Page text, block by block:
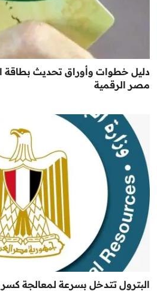
مصر الرقمية
البترول تتدخل بسرعة لمعالجة